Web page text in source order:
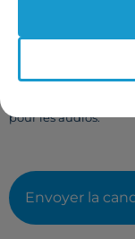
Votre lettre de
pour les audios.
Envoyer la